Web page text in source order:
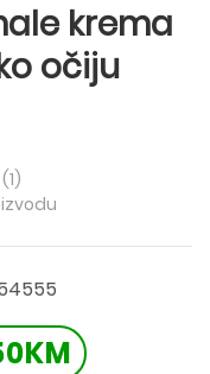
krema
očiju
(1)